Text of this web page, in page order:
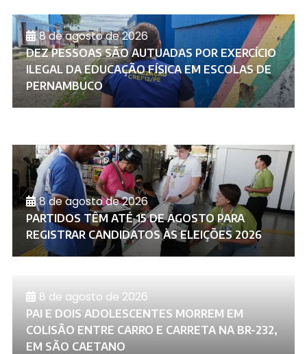
8 de agosto de 2026
DEZ PESSOAS SÃO AUTUADAS POR EXERCÍCIO
ILEGAL DA EDUCAÇÃO FÍSICA EM ESCOLAS DE
PERNAMBUCO
8 de agosto de 2026
PARTIDOS TÊM ATÉ 15 DE AGOSTO PARA
REGISTRAR CANDIDATOS ÀS ELEIÇÕES 2026
8 de agosto de 2026
PAI E DOIS ADOLESCENTES MORREM EM
COLISÃO ENTRE CARRO E CARRETA NA BR-232,
EM SÃO CAETANO